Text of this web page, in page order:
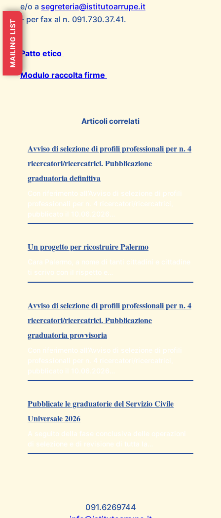
e/o a segreteria@istitutoarrupe.it
– per fax al n. 091.730.37.41.
Patto etico
Modulo raccolta firme
Articoli correlati
Avviso di selezione di profili professionali per n. 4
ricercatori/ricercatrici. Pubblicazione
graduatoria definitiva
Con riferimento all’Avviso di selezione di profili
professionali per n. 4 ricercatori/ricercatrici,
pubblicato il 10.06.2026…
Un progetto per ricostruire Palermo
Cara Palermo, a nome di tanti cittadini e cittadine
ti scrivo con il rispetto e…
Avviso di selezione di profili professionali per n. 4
ricercatori/ricercatrici. Pubblicazione
graduatoria provvisoria
Con riferimento all’Avviso di selezione di profili
professionali per n. 4 ricercatori/ricercatrici,
pubblicato il 10.06.2026…
Pubblicate le graduatorie del Servizio Civile
Universale 2026
A seguito della fase conclusiva delle operazioni
di selezione e di revisione di tutta la…
091.6269744
MAILING LIST